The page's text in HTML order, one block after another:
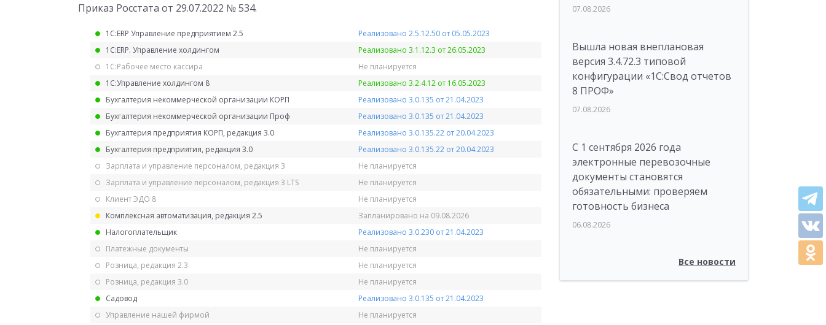
Приказ Росстата от 29.07.2022 № 534.
1С:ERP Управление предприятием 2.5
Реализовано 2.5.12.50 от 05.05.2023
1С:ERP. Управление холдингом
Реализовано 3.1.12.3 от 26.05.2023
1С:Рабочее место кассира
Не планируется
1С:Управление холдингом 8
Реализовано 3.2.4.12 от 16.05.2023
Бухгалтерия некоммерческой организации КОРП
Реализовано 3.0.135 от 21.04.2023
Бухгалтерия некоммерческой организации Проф
Реализовано 3.0.135 от 21.04.2023
Бухгалтерия предприятия КОРП, редакция 3.0
Реализовано 3.0.135.22 от 20.04.2023
Бухгалтерия предприятия, редакция 3.0
Реализовано 3.0.135.22 от 20.04.2023
Зарплата и управление персоналом, редакция 3
Не планируется
Зарплата и управление персоналом, редакция 3 LTS
Не планируется
Клиент ЭДО 8
Не планируется
Комплексная автоматизация, редакция 2.5
Запланировано на 09.08.2026
Налогоплательщик
Реализовано 3.0.230 от 21.04.2023
Платежные документы
Не планируется
Розница, редакция 2.3
Не планируется
Розница, редакция 3.0
Не планируется
Садовод
Реализовано 3.0.135 от 21.04.2023
Управление нашей фирмой
Не планируется
07.08.2026
Вышла новая внеплановая
версия 3.4.72.3 типовой
конфигурации «1C:Свод отчетов
8 ПРОФ»
07.08.2026
С 1 сентября 2026 года
электронные перевозочные
документы становятся
обязательными: проверяем
готовность бизнеса
06.08.2026
Все новости